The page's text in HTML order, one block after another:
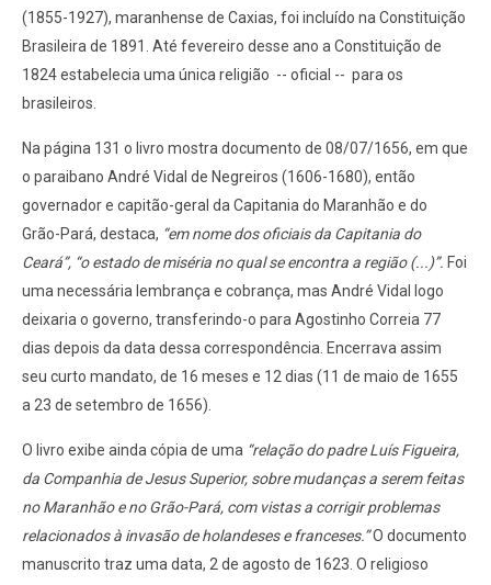
(1855-1927), maranhense de Caxias, foi incluído na Constituição
Brasileira de 1891. Até fevereiro desse ano a Constituição de
1824 estabelecia uma única religião -- oficial -- para os
brasileiros.
Na página 131 o livro mostra documento de 08/07/1656, em que
o paraibano André Vidal de Negreiros (1606-1680), então
governador e capitão-geral da Capitania do Maranhão e do
Grão-Pará, destaca, “em nome dos oficiais da Capitania do
Ceará”, “o estado de miséria no qual se encontra a região (...)”. Foi
uma necessária lembrança e cobrança, mas André Vidal logo
deixaria o governo, transferindo-o para Agostinho Correia 77
dias depois da data dessa correspondência. Encerrava assim
seu curto mandato, de 16 meses e 12 dias (11 de maio de 1655
a 23 de setembro de 1656).
O livro exibe ainda cópia de uma “relação do padre Luís Figueira,
da Companhia de Jesus Superior, sobre mudanças a serem feitas
no Maranhão e no Grão-Pará, com vistas a corrigir problemas
relacionados à invasão de holandeses e franceses.”O documento
manuscrito traz uma data, 2 de agosto de 1623. O religioso